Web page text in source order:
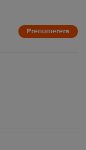
Prenumerera